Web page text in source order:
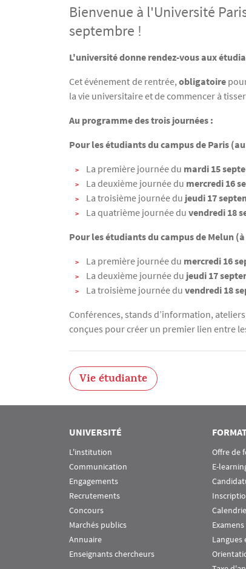
Bienvenue à l'Université
septembre !
Texte
L'université donne rendez-vous aux
Cet événement de rentrée, obligatoire
la vie universitaire et de commencer à
Au programme des trois journées :
Pour les étudiants du campus de Paris
La première journée du mardi 15
La deuxième journée du mercredi 16
La troisième journée du jeudi 17
La quatrième journée du vendredi 18
Pour les étudiants du campus de Melun
La première journée du mercredi 16
La deuxième journée du jeudi 17
La troisième journée du vendredi 18
Conférences, stands d’information,
conçues pour créer un premier lien entre
Vie étudiante
UNIVERSITÉ
L'institution
Communication
Engagements
Recrutements
Concours
Marchés publics
Annuaire
Enseignants chercheurs
Offre de
E-
Examens
Langues